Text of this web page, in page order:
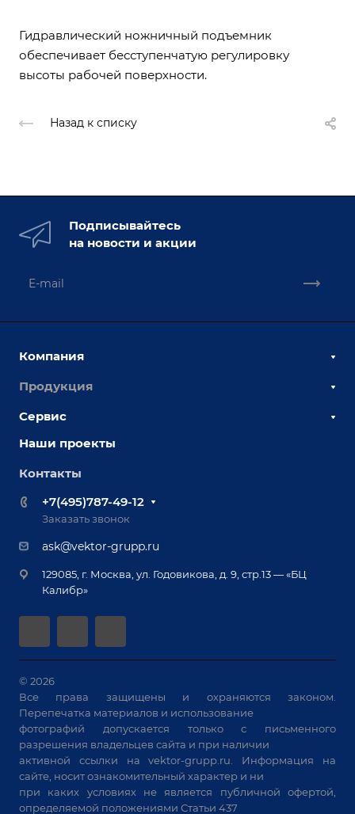
Гидравлический ножничный подъемник
обеспечивает бесступенчатую регулировку
высоты рабочей поверхности.
Назад к списку
Подписывайтесь
на новости и акции
Компания
О компании
Выставки и мероприятия
Вопрос ответ
Реквизиты
Документы
Продукция
Сборочно-сварочные столы
Оснастка для сварочных столов
Оборудование для приварки крепежа
Приварной крепеж
Специализированные решения для сварки
Позиционеры и вращатели
Машины контактной сварки
Универсальные зажимы
Системы аспирации
Станки лазерной резки
Решения для учебных заведений
Сервис
Сервисное обслуживание
Обучение
Лизинг
Гарантия
автоматизации
Наши проекты
Контакты
+7(495)787-49-12
Заказать звонок
ask@vektor-grupp.ru
129085, г. Москва, ул. Годовикова, д. 9, стр.13 — «БЦ
Калибр»
© 2026
Все права защищены и охраняются законом.
Перепечатка материалов и использование
фотографий допускается только с письменного
разрешения владельцев сайта и при наличии
активной ссылки наvektor-grupp.ru . Информация на
сайте, носит ознакомительный характер и ни
при каких условиях не является публичной офертой,
определяемой положениями Статьи 437